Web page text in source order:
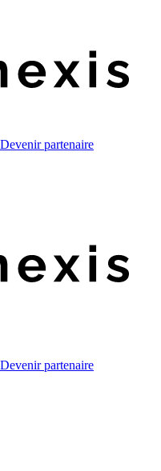
Devenir partenaire
Devenir partenaire